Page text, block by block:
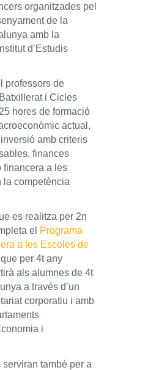
organitzades pel
de la
amb la
d’Estudis
professors de
i Cicles
hores de formació
actual,
amb criteris
finances
financera a les
la competència
es realitza per 2n
el Programa
a les Escoles de
que per 4t any
als alumnes de 4t
a través d’un
corporatiu i amb
i
també per a